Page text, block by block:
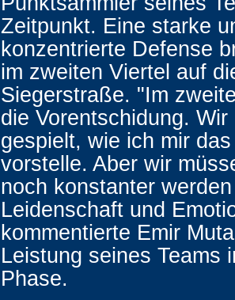
Zeitpunkt. Eine starke
konzentrierte Defense
im zweiten Viertel auf
Siegerstraße. "Im
die Vorentschidung.
gespielt, wie ich mir
vorstelle. Aber wir
noch konstanter
Leidenschaft und
kommentierte Emir
Leistung seines Teams
Phase.